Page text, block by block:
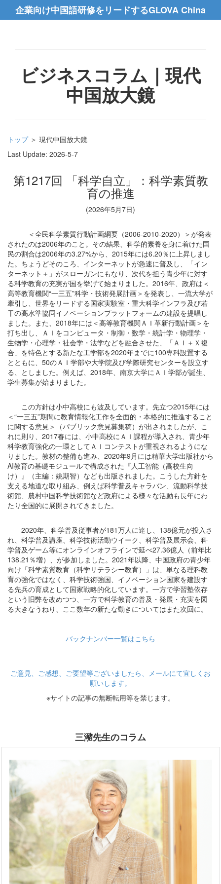
企業向け中国語研修をリードするGLOVA China
ビジネスコラム｜現代
中国放大鏡
トップ＞ 現代中国放大鏡
Last Update: 2026-5-7
第1217回 「科学自立」：科学素質教
育の推進
(2026年5月7日)
＜全民科学素質行動計画綱要（2006-2010-2020）＞が発表
されたのは2006年のこと。その結果、科学的素養を身に着けた国
民の割合は2006年の3.27%から、2015年には6.20％に上昇しまし
た。ちょうどそのころ、インターネットが急速に普及し、「イン
ターネット＋」がスローガンにもなり、次代を担う青少年に対す
る科学教育の充実が国を挙げて始まりました。2016年、政府は＜
高等教育機関“一三五”科学・技術発展計画＞を発表し、一流大学が
牽引し、世界をリードする国家実験室・重大科学インフラ及び若
干の高水準協同イノベーションプラットフォームの建設を提唱し
ました。また、2018年には＜高等教育機関ＡＩ革新行動計画＞を
打ち出し、ＡＩをコンピュータ・制御・数学・統計学・物理学・
生物学・心理学・社会学・法学などを融合させた、「ＡＩ＋Ｘ複
合」を特色とする新たな工学部を2020年までに100専科設置する
とともに、50のＡＩ学部や大学院及び学際研究センターを設立す
る、としました。例えば、2018年、南京大学にＡＩ学部が誕生、
学生募集が始まりました。
この方針は小中高校にも波及しています。先立つ2015年には
＜“一三五”期間に教育情報化工作を全面的・本格的に推進すること
に関する意見＞（パブリック意見募集稿）が出されましたが、こ
れに則り、2017春には、小中高校にＡＩ課程が導入され、青少年
科学教育強化の一環としてＡＩコンテストが重視されるようにな
りました。教材の整備も進み、2020年9月には精華大学出版社から
AI教育の基礎モジュールで構成された『人工智能（高校生向
け）』（主編：姚期智）なども出版されました。こうした方針を
支える地道な取り組み、例えば科学普及キャラバン、流動科学技
術館、農村中国科学技術館など政府による様々な活動も長年にわ
たり全国的に展開されてきました。
2020年、科学普及従事者が181万人に達し、138億元が投入さ
れ、科学普及講座、科学技術活動ウイーク、科学普及展示会、科
学普及ゲーム等にオンラインオフラインで延べ27.36億人（前年比
138.21％増）、が参加しました。2021年以降、中国政府の青少年
向け「科学素質教育（科学リテラシー教育）」は、単なる理科教
育の強化ではなく、科学技術強国、イノベーション国家を建設す
る先兵の育成として国家戦略的化しています。一方で学習塾依存
という旧弊を改めつつ、一方で科学教育の普及・発展・充実を図
る大きなうねり、ここ数年の新たな動きについてはまた次回に。
バックナンバー一覧はこちら
ご意見、ご感想、ご要望等ございましたら、メールにて宜しくお
願いします。
※サイトの記事の無断転用等を禁じます。
三瀦先生のコラム